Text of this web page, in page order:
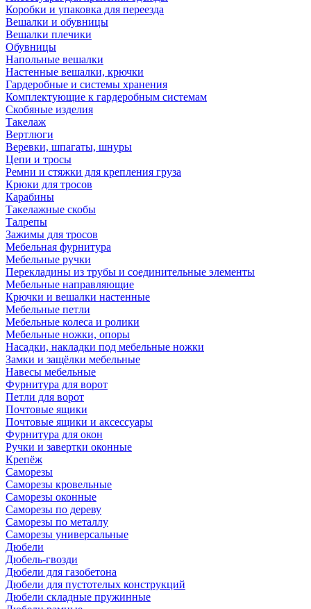
Коробки и упаковка для переезда
Вешалки и обувницы
Вешалки плечики
Обувницы
Напольные вешалки
Настенные вешалки, крючки
Гардеробные и системы хранения
Комплектующие к гардеробным системам
Скобяные изделия
Такелаж
Вертлюги
Веревки, шпагаты, шнуры
Цепи и тросы
Ремни и стяжки для крепления груза
Крюки для тросов
Карабины
Такелажные скобы
Талрепы
Зажимы для тросов
Мебельная фурнитура
Мебельные ручки
Перекладины из трубы и соединительные элементы
Мебельные направляющие
Крючки и вешалки настенные
Мебельные петли
Мебельные колеса и ролики
Мебельные ножки, опоры
Насадки, накладки под мебельные ножки
Замки и защёлки мебельные
Навесы мебельные
Фурнитура для ворот
Петли для ворот
Почтовые ящики
Почтовые ящики и аксессуары
Фурнитура для окон
Ручки и завертки оконные
Крепёж
Саморезы
Саморезы кровельные
Саморезы оконные
Саморезы по дереву
Саморезы по металлу
Саморезы универсальные
Дюбели
Дюбель-гвозди
Дюбели для газобетона
Дюбели для пустотелых конструкций
Дюбели складные пружинные